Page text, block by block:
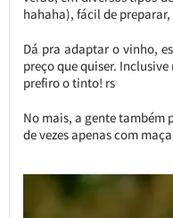
hahaha), fácil de
Dá pra adaptar o vinho,
preço que quiser.
prefiro o tinto! rs
No mais, a gente também
de vezes apenas com